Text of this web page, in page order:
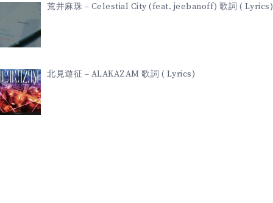
荒井麻珠 – Celestial City (feat. jeebanoff) 歌詞 ( Lyrics)
北見遊征 – ALAKAZAM 歌詞 ( Lyrics)